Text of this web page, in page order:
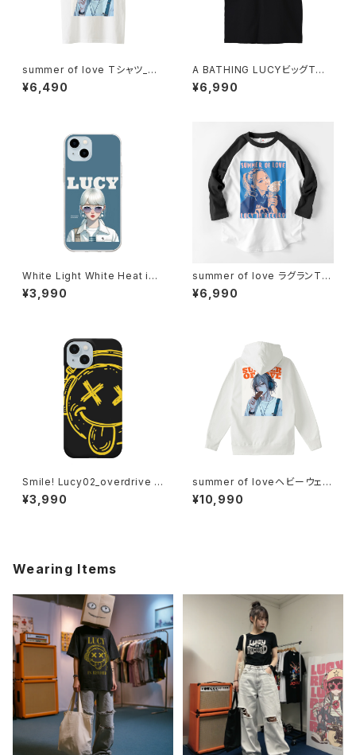
summer of love Tシャツ_bit
ter memory 1014-23022116
5
¥6,490
A BATHING LUCYビッグTシャ
ツ 1014-230221076
¥6,990
White Light White Heat iPh
oneケース 1017-240218046
¥3,990
summer of love ラグランTシ
ャツ 1014-230221218
¥6,990
Smile! Lucy02_overdrive i
Phoneケース 1020-2411260
82
¥3,990
summer of loveヘビーウェイ
トパーカー_bitter memory 10
14-230221203
¥10,990
Wearing Items